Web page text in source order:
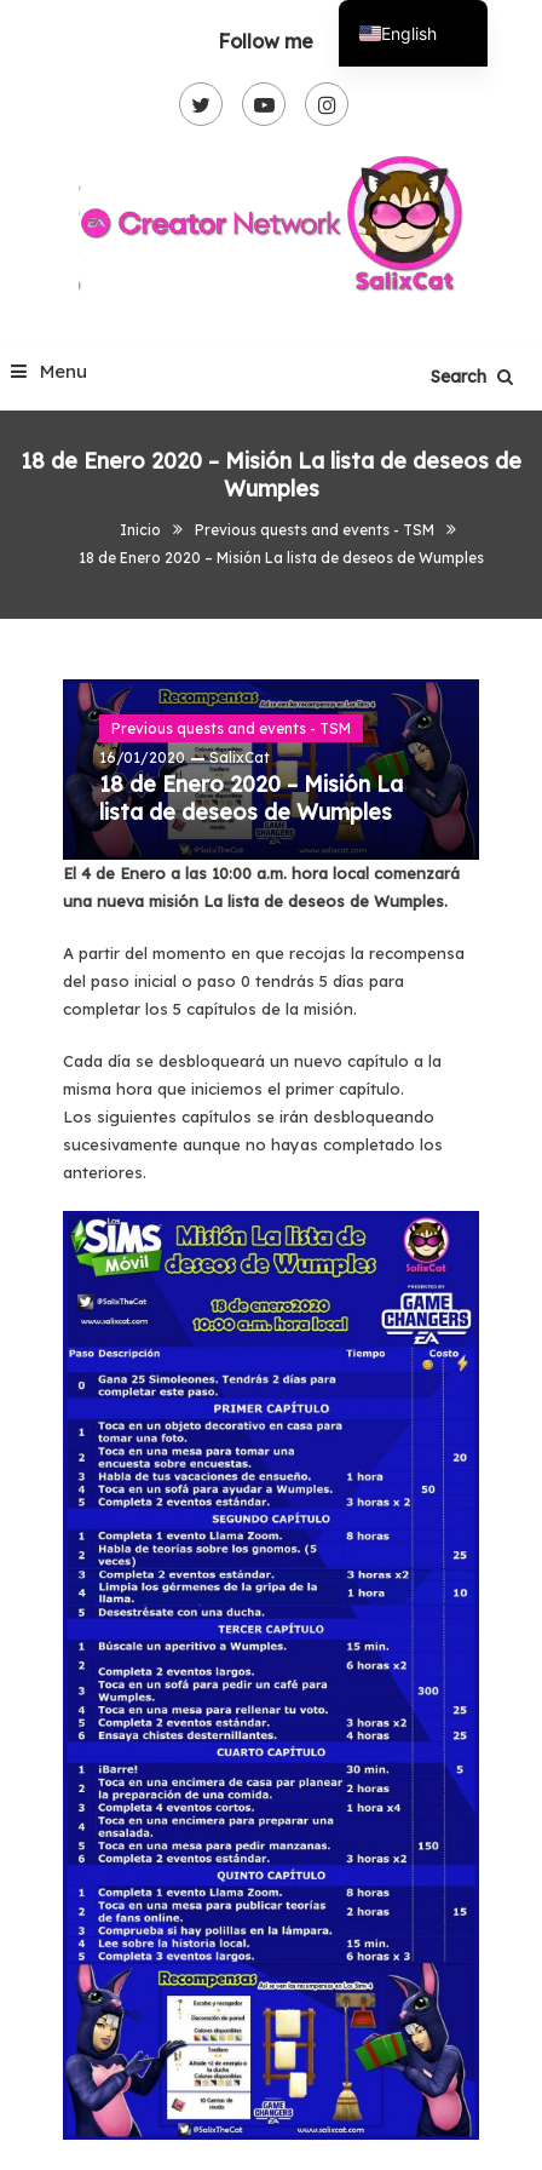
Follow me
Menu Search
18 de Enero 2020 – Misión La lista de deseos de
Wumples
Inicio
Previous quests and events - TSM
18 de Enero 2020 – Misión La lista de deseos de Wumples
Previous quests and events - TSM
16/01/2020
SalixCat
18 de Enero 2020 – Misión La
lista de deseos de Wumples
El 4 de Enero a las 10:00 a.m. hora local comenzará
una nueva misión La lista de deseos de Wumples.
A partir del momento en que recojas la recompensa
del paso inicial o paso 0 tendrás 5 días para
completar los 5 capítulos de la misión.
Cada día se desbloqueará un nuevo capítulo a la
misma hora que iniciemos el primer capítulo.
Los siguientes capítulos se irán desbloqueando
sucesivamente aunque no hayas completado los
anteriores.
English
Español